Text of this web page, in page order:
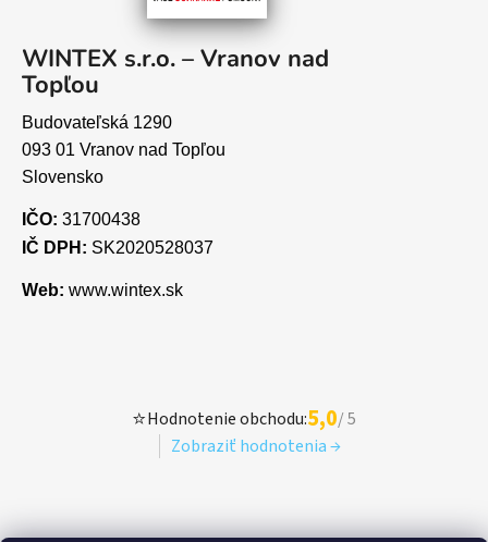
WINTEX s.r.o. – Vranov nad
Topľou
Budovateľská 1290
093 01 Vranov nad Topľou
Slovensko
IČO: 31700438
IČ DPH: SK2020528037
Web: www.wintex.sk
⭐Hodnotenie obchodu:5,0/ 5
Zobraziť hodnotenia →